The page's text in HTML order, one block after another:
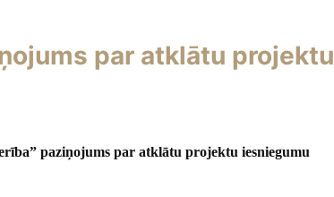
par atklātu projektu
paziņojums par atklātu projektu iesniegumu